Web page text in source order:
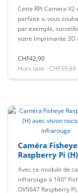
Cette RPi Camera V2
parfaite si vous
par exemple,
votre imprimante 3D
CHF42,90
Hors taxe : CHF39,69
Caméra Fisheye
Raspberry Pi (H)
nocturne
infrarouge
Avec ce module de
infrarouge à 160°
OV5647 Raspberry